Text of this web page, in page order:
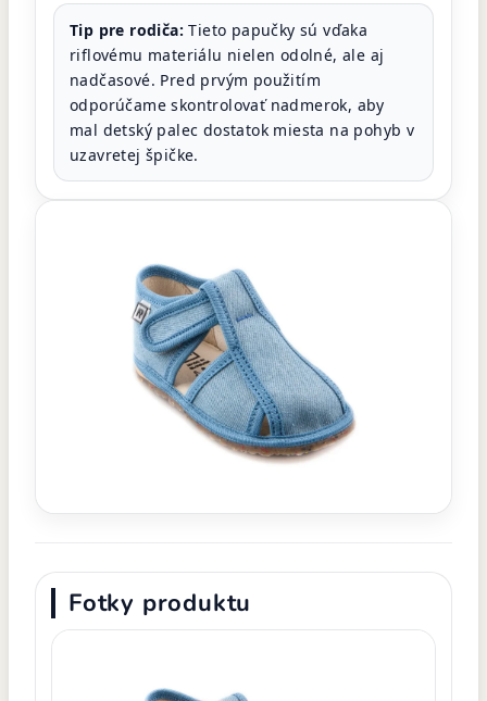
Tip pre rodiča: Tieto papučky sú vďaka
riflovému materiálu nielen odolné, ale aj
nadčasové. Pred prvým použitím
odporúčame skontrolovať nadmerok, aby
mal detský palec dostatok miesta na pohyb v
uzavretej špičke.
Fotky produktu